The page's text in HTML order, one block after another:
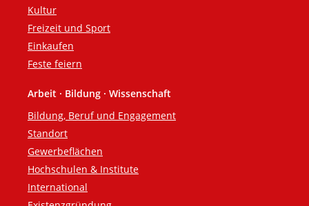
Kultur
Freizeit und Sport
Einkaufen
Feste feiern
Arbeit · Bildung · Wissenschaft
Bildung, Beruf und Engagement
Standort
Gewerbeflächen
Hochschulen & Institute
International